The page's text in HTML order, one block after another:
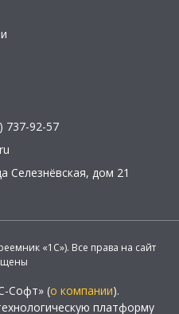
737-92-57
Селезнёвская, дом 21
«1С»). Все права на сайт
Софт» (о компании).
платформу